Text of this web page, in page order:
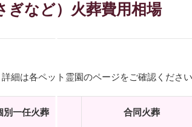
ぎなど）火葬費用相場
細は各ペット霊園のページをご確認くださ
別一任火葬 合同火葬